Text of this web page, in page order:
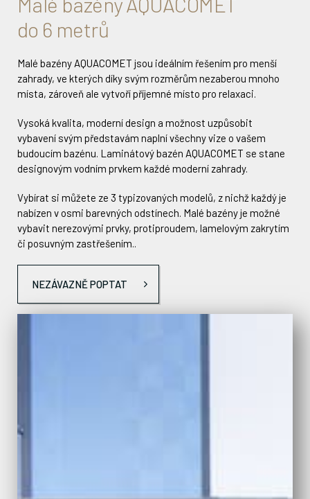
do 6 metrů
Malé bazény AQUACOMET jsou ideálním řešením pro menší
zahrady, ve kterých díky svým rozměrům nezaberou mnoho
místa, zároveň ale vytvoří příjemné místo pro relaxaci.
Vysoká kvalita, moderní design a možnost uzpůsobit
vybavení svým představám naplní všechny vize o vašem
budoucím bazénu. Laminátový bazén AQUACOMET se stane
designovým vodním prvkem každé moderní zahrady.
Vybírat si můžete ze 3 typizovaných modelů, z nichž každý je
nabízen v osmi barevných odstínech. Malé bazény je možné
vybavit nerezovými prvky, protiproudem, lamelovým zakrytím
či posuvným zastřešením..
NEZÁVAZNĚ POPTAT